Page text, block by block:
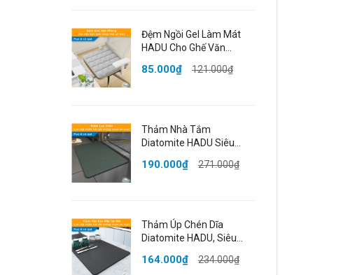
Đệm Ngồi Gel Làm Mát
HADU Cho Ghế Văn
Gọn
85.000₫ 121.000₫
Thảm Nhà Tắm
Diatomite HADU Siêu
Khô Nhanh, 40x60cm,
190.000₫ 271.000₫
Thảm Úp Chén Dĩa
Diatomite HADU, Siêu
Chống Trượt, 40x50cm,
164.000₫ 234.000₫